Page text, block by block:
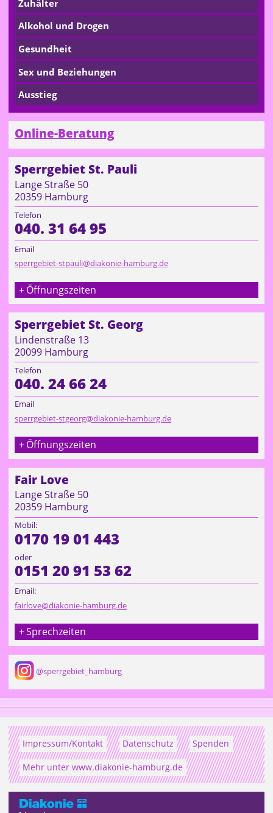
Zuhälter
Alkohol und Drogen
Gesundheit
Sex und Beziehungen
Ausstieg
Online-Beratung
Sperrgebiet St. Pauli
Lange Straße 50
20359 Hamburg
Telefon
040. 31 64 95
Email
sperrgebiet-stpauli@diakonie-hamburg.de
Öffnungszeiten
Sperrgebiet St. Georg
Lindenstraße 13
20099 Hamburg
Telefon
040. 24 66 24
Email
sperrgebiet-stgeorg@diakonie-hamburg.de
Öffnungszeiten
Fair Love
Lange Straße 50
20359 Hamburg
Mobil:
0170 19 01 443
oder
0151 20 91 53 62
Email:
fairlove@diakonie-hamburg.de
Sprechzeiten
@sperrgebiet_hamburg
Impressum/Kontakt Datenschutz Spenden
Mehr unter www.diakonie-hamburg.de